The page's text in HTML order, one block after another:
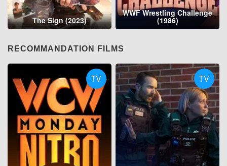
The Sign (2023)
WWF Wrestling Challenge
(1986)
RECOMMANDATION FILMS
TV TV